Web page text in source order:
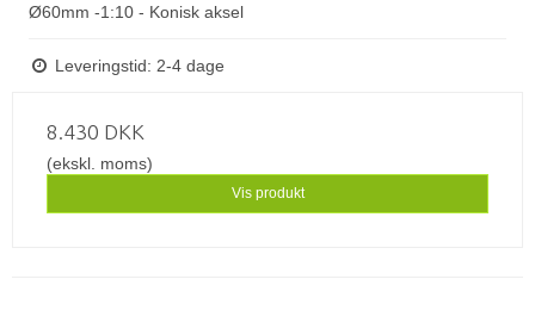
Ø60mm -1:10 - Konisk aksel
Leveringstid: 2-4 dage
8.430 DKK
(ekskl. moms)
Vis produkt